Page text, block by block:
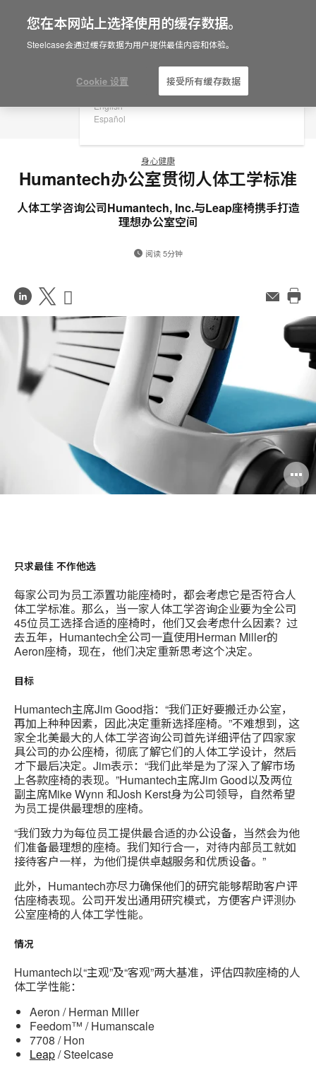
Are you in United States?
English
Español
身心健康
Humantech办公室贯彻人体工学标准
人体工学咨询公司Humantech, Inc.与Leap座椅携手打造
理想办公室空间
阅读 5分钟
在
LinkedIn
Share
on
Weibo
on
Little
Red
Book
邮
印
此
页
只求最佳 不作他选
每家公司为员工添置功能座椅时，都会考虑它是否符合人
体工学标准。那么，当一家人体工学咨询企业要为全公司
45位员工选择合适的座椅时，他们又会考虑什么因素？过
去五年，Humantech全公司一直使用Herman Miller的
Aeron座椅，现在，他们决定重新思考这个决定。
目标
Humantech主席Jim Good指：“我们正好要搬迁办公室，
再加上种种因素，因此决定重新选择座椅。”不难想到，这
家全北美最大的人体工学咨询公司首先详细评估了四家家
具公司的办公座椅，彻底了解它们的人体工学设计，然后
才下最后决定。Jim表示：“我们此举是为了深入了解市场
上各款座椅的表现。”Humantech主席Jim Good以及两位
副主席Mike Wynn 和Josh Kerst身为公司领导，自然希望
为员工提供最理想的座椅。
“我们致力为每位员工提供最合适的办公设备，当然会为他
们准备最理想的座椅。我们知行合一，对待内部员工就如
接待客户一样，为他们提供卓越服务和优质设备。”
此外，Humantech亦尽力确保他们的研究能够帮助客户评
估座椅表现。公司开发出通用研究模式，方便客户评测办
公室座椅的人体工学性能。
情况
Humantech以“主观”及“客观”两大基准，评估四款座椅的人
体工学性能：
Aeron / Herman Miller
Feedom™ / Humanscale
7708 / Hon
Leap/ Steelcase
您在本网站上选择使用的缓存数据。
Steelcase会通过缓存数据为用户提供最佳内容和体验。
Cookie 设置 接受所有缓存数据